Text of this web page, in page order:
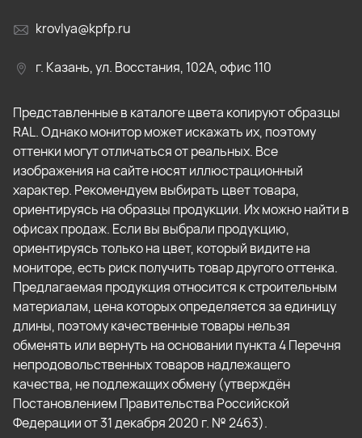
krovlya@kpfp.ru
г. Казань, ул. Восстания, 102А, офис 110
Представленные в каталоге цвета копируют образцы
RAL. Однако монитор может искажать их, поэтому
оттенки могут отличаться от реальных. Все
изображения на сайте носят иллюстрационный
характер. Рекомендуем выбирать цвет товара,
ориентируясь на образцы продукции. Их можно найти в
офисах продаж. Если вы выбрали продукцию,
ориентируясь только на цвет, который видите на
мониторе, есть риск получить товар другого оттенка.
Предлагаемая продукция относится к строительным
материалам, цена которых определяется за единицу
длины, поэтому качественные товары нельзя
обменять или вернуть на основании пункта 4 Перечня
непродовольственных товаров надлежащего
качества, не подлежащих обмену (утверждён
Постановлением Правительства Российской
Федерации от 31 декабря 2020 г. № 2463).